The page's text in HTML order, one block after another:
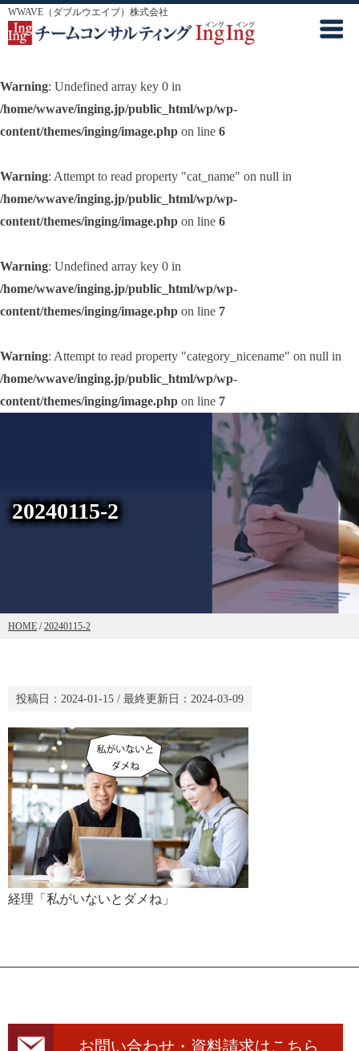
WWAVE（ダブルウエイブ）株式会社
Warning: Undefined array key 0 in
/home/wwave/inging.jp/public_html/wp/wp-
content/themes/inging/image.php on line 6
Warning: Attempt to read property "cat_name" on null in
/home/wwave/inging.jp/public_html/wp/wp-
content/themes/inging/image.php on line 6
Warning: Undefined array key 0 in
/home/wwave/inging.jp/public_html/wp/wp-
content/themes/inging/image.php on line 7
Warning: Attempt to read property "category_nicename" on null in
/home/wwave/inging.jp/public_html/wp/wp-
content/themes/inging/image.php on line 7
20240115-2
HOME /20240115-2
投稿日： 2024-01-15 / 最終更新日： 2024-03-09
経理「私がいないとダメね」
お問い合わせ・資料請求はこちら